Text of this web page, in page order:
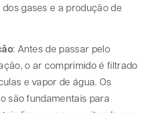
gases e a produção de
: Antes de passar pelo
o ar comprimido é filtrado
e vapor de água. Os
são fundamentais para